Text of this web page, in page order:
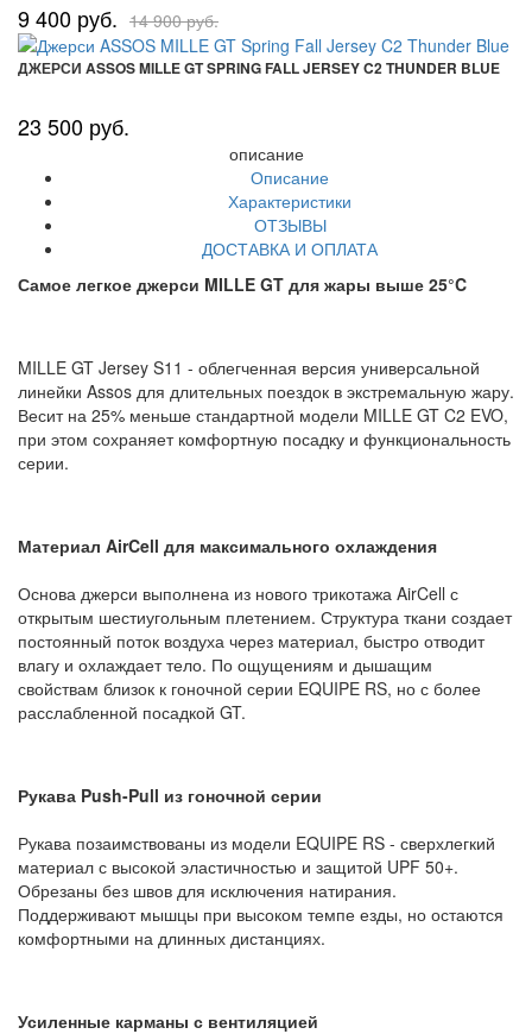
9 400 руб. 14 900 руб.
ДЖЕРСИ ASSOS MILLE GT SPRING FALL JERSEY C2 THUNDER BLUE
23 500 руб.
описание
Описание
Характеристики
ОТЗЫВЫ
ДОСТАВКА И ОПЛАТА
Самое легкое джерси MILLE GT для жары выше 25°C
MILLE GT Jersey S11 - облегченная версия универсальной
линейки Assos для длительных поездок в экстремальную жару.
Весит на 25% меньше стандартной модели MILLE GT C2 EVO,
при этом сохраняет комфортную посадку и функциональность
серии.
Материал AirCell для максимального охлаждения
Основа джерси выполнена из нового трикотажа AirCell с
открытым шестиугольным плетением. Структура ткани создает
постоянный поток воздуха через материал, быстро отводит
влагу и охлаждает тело. По ощущениям и дышащим
свойствам близок к гоночной серии EQUIPE RS, но с более
расслабленной посадкой GT.
Рукава Push-Pull из гоночной серии
Рукава позаимствованы из модели EQUIPE RS - сверхлегкий
материал с высокой эластичностью и защитой UPF 50+.
Обрезаны без швов для исключения натирания.
Поддерживают мышцы при высоком темпе езды, но остаются
комфортными на длинных дистанциях.
Усиленные карманы с вентиляцией